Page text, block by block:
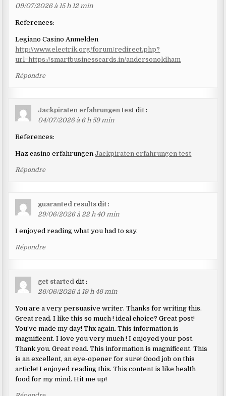
09/07/2026 à 15 h 12 min
References:
Legiano Casino Anmelden
http://www.electrik.org/forum/redirect.php?
url=https://smartbusinesscards.in/andersonoldham
Répondre
Jackpiraten erfahrungen test dit :
04/07/2026 à 6 h 59 min
References:
Haz casino erfahrungenJackpiraten erfahrungen test
Répondre
guaranted results dit :
29/06/2026 à 22 h 40 min
I enjoyed reading what you had to say.
Répondre
get started dit :
26/06/2026 à 19 h 46 min
You are a very persuasive writer. Thanks for writing this.
Great read. I like this so much ! ideal choice? Great post!
You’ve made my day! Thx again. This information is
magnificent. I love you very much ! I enjoyed your post.
Thank you. Great read. This information is magnificent. This
is an excellent, an eye-opener for sure! Good job on this
article! I enjoyed reading this. This content is like health
food for my mind. Hit me up!